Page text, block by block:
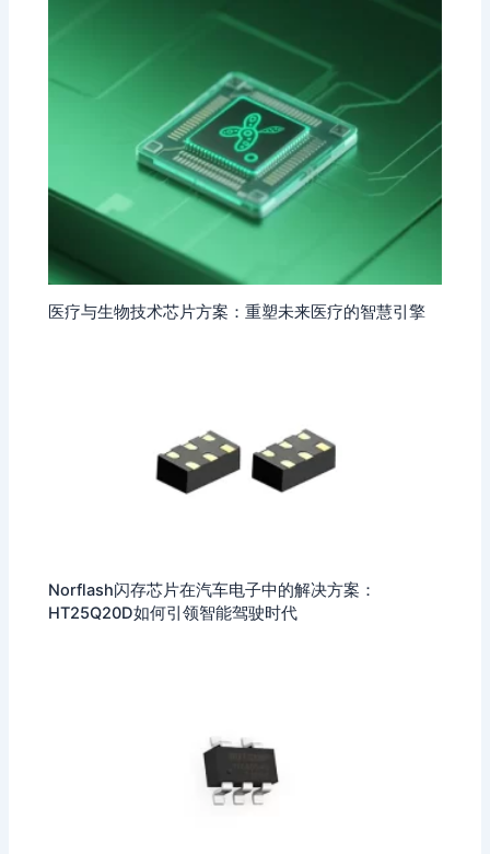
医疗与生物技术芯片方案：重塑未来医疗的智慧引擎
Norflash闪存芯片在汽车电子中的解决方案：
HT25Q20D如何引领智能驾驶时代